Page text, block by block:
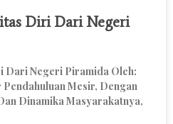
Diri Dari Negeri
Dari Negeri Piramida Oleh:
Pendahuluan Mesir, Dengan
Dinamika Masyarakatnya,